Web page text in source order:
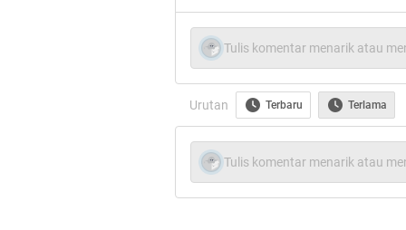
Thanks buat abang
udah nimpuk
buat
Tulis komentar menarik atau
Urutan Terbaru Terlama
Tulis komentar menarik atau